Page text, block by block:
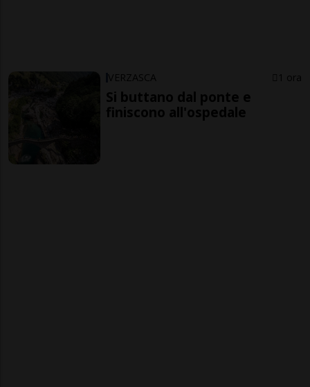
VERZASCA 1 ora
Si buttano dal ponte e
finiscono all'ospedale